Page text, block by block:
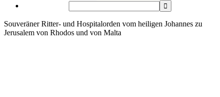
Souveräner Ritter- und Hospitalorden vom heiligen Johannes zu
Jerusalem von Rhodos und von Malta